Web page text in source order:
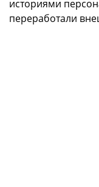
историями
переработали